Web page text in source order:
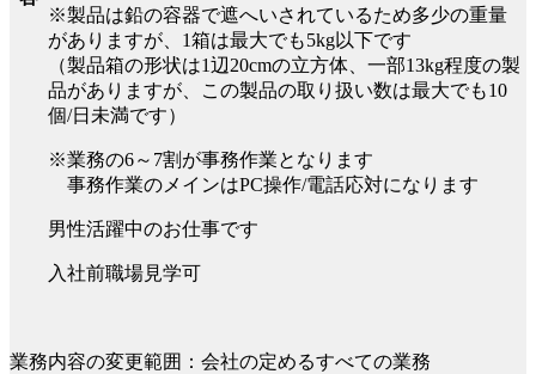
※製品は鉛の容器で遮へいされているため多少の重量
がありますが、1箱は最大でも5kg以下です
（製品箱の形状は1辺20cmの立方体、一部13kg程度の製
品がありますが、この製品の取り扱い数は最大でも10
個/日未満です）
※業務の6～7割が事務作業となります
事務作業のメインはPC操作/電話応対になります
男性活躍中のお仕事です
入社前職場見学可
業務内容の変更範囲：会社の定めるすべての業務